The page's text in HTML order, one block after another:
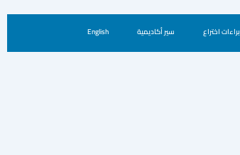
براءات اختراع سير أكاديمية English